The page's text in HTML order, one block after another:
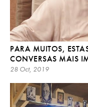
PARA MUITOS,
CONVERSAS MAIS
28 Oct, 2019